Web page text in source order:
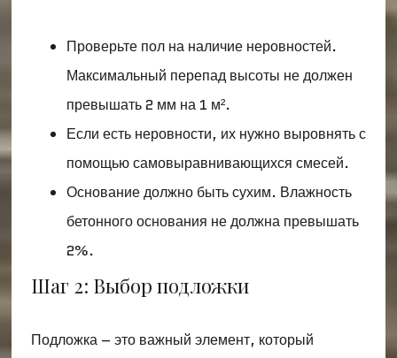
Проверьте пол на наличие неровностей.
Максимальный перепад высоты не должен
превышать 2 мм на 1 м².
Если есть неровности, их нужно выровнять с
помощью самовыравнивающихся смесей.
Основание должно быть сухим. Влажность
бетонного основания не должна превышать
2%.
Шаг 2: Выбор подложки
Подложка – это важный элемент, который